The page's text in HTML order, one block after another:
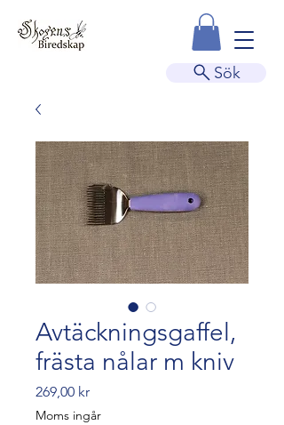
Sök
Avtäckningsgaffel,
frästa nålar m kniv
269,00 krPris
Moms ingår